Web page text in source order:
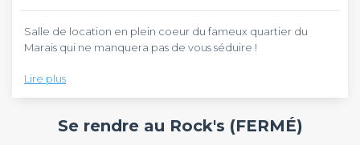
Salle de location en plein coeur du fameux quartier du
Marais qui ne manquera pas de vous séduire !
Accédez au futur bar/club le plus connu de Paris et profitez
d'une promotion exceptionnelle avec Privateaser !
L'établissement ne fait en effet pas les choses à moitié : en
Lire plus
Se rendre au Rock's (FERMÉ)